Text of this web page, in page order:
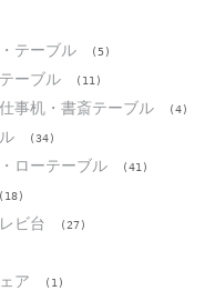
テーブル (5)
ーブル (11)
事机・書斎テーブル (4)
(34)
ローテーブル (41)
(18)
ビ台 (27)
ア (1)